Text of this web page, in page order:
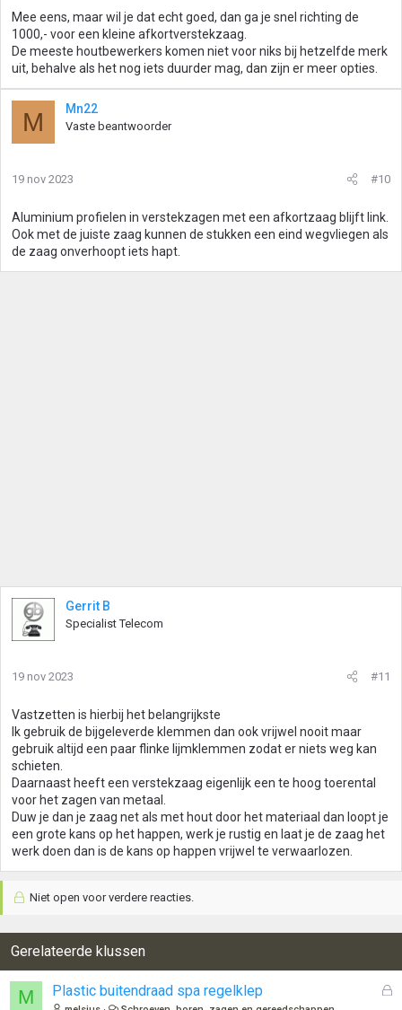
Mee eens, maar wil je dat echt goed, dan ga je snel richting de
1000,- voor een kleine afkortverstekzaag.
De meeste houtbewerkers komen niet voor niks bij hetzelfde merk
uit, behalve als het nog iets duurder mag, dan zijn er meer opties.
M Mn22
Vaste beantwoorder
19 nov 2023 #10
Aluminium profielen in verstekzagen met een afkortzaag blijft link.
Ook met de juiste zaag kunnen de stukken een eind wegvliegen als
de zaag onverhoopt iets hapt.
Gerrit B
Specialist Telecom
19 nov 2023 #11
Vastzetten is hierbij het belangrijkste
Ik gebruik de bijgeleverde klemmen dan ook vrijwel nooit maar
gebruik altijd een paar flinke lijmklemmen zodat er niets weg kan
schieten.
Daarnaast heeft een verstekzaag eigenlijk een te hoog toerental
voor het zagen van metaal.
Duw je dan je zaag net als met hout door het materiaal dan loopt je
een grote kans op het happen, werk je rustig en laat je de zaag het
werk doen dan is de kans op happen vrijwel te verwaarlozen.
Niet open voor verdere reacties.
Gerelateerde klussen
M
G
Plastic buitendraad spa regelklep